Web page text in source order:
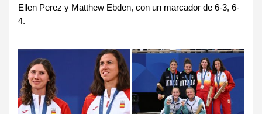
Ellen Perez y Matthew Ebden, con un marcador de 6-3, 6-
4.